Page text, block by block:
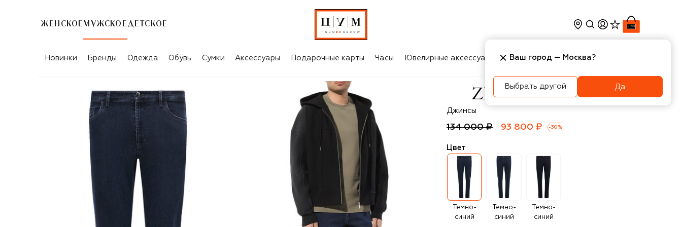
ЖЕНСКОЕ МУЖСКОЕ ДЕТСКОЕ
Новинки Бренды Одежда Обувь Сумки Аксессуары Подарочные карты Часы Ювелирные аксессуары Косметика Интерьер
Zilli
Джинсы
134 000 ₽ 93 800 ₽ -30 %
Цвет
Темно-
синий
Темно-
синий
Темно-
синий
Ваш город — Москва?
Выбрать другой Да